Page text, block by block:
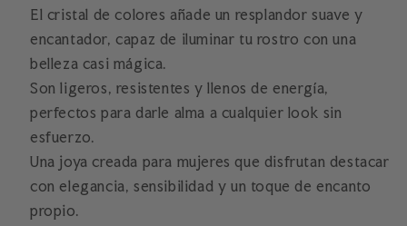
El cristal de colores añade un resplandor suave y
encantador, capaz de iluminar tu rostro con una
belleza casi mágica.
Son ligeros, resistentes y llenos de energía,
perfectos para darle alma a cualquier look sin
esfuerzo.
Una joya creada para mujeres que disfrutan destacar
con elegancia, sensibilidad y un toque de encanto
propio.